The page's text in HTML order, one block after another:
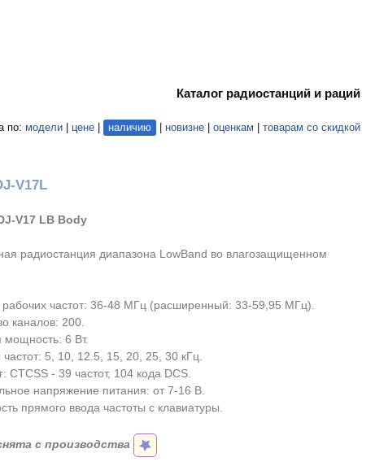
Каталог радиостанций и раций
по: модели цене наличию новизне оценкам товарам со скидкой
V17L
V17 LB Body
радиостанция диапазона LowBand во влагозащищенном
рабочих частот: 36-48 МГц (расширенный: 33-59,95 МГц).
каналов: 200.
мощность: 6 Вт.
частот: 5, 10, 12.5, 15, 20, 25, 30 кГц.
CTCSS - 39 частот, 104 кода DCS.
напряжение питания: от 7-16 В.
прямого ввода частоты с клавиатуры.
с производства